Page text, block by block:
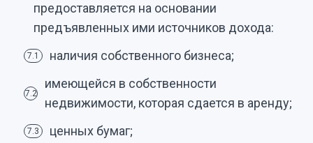
предоставляется на основании
предъявленных ими источников дохода:
7.1 наличия собственного бизнеса;
7.2
имеющейся в собственности
недвижимости, которая сдается в аренду;
7.3 ценных бумаг;